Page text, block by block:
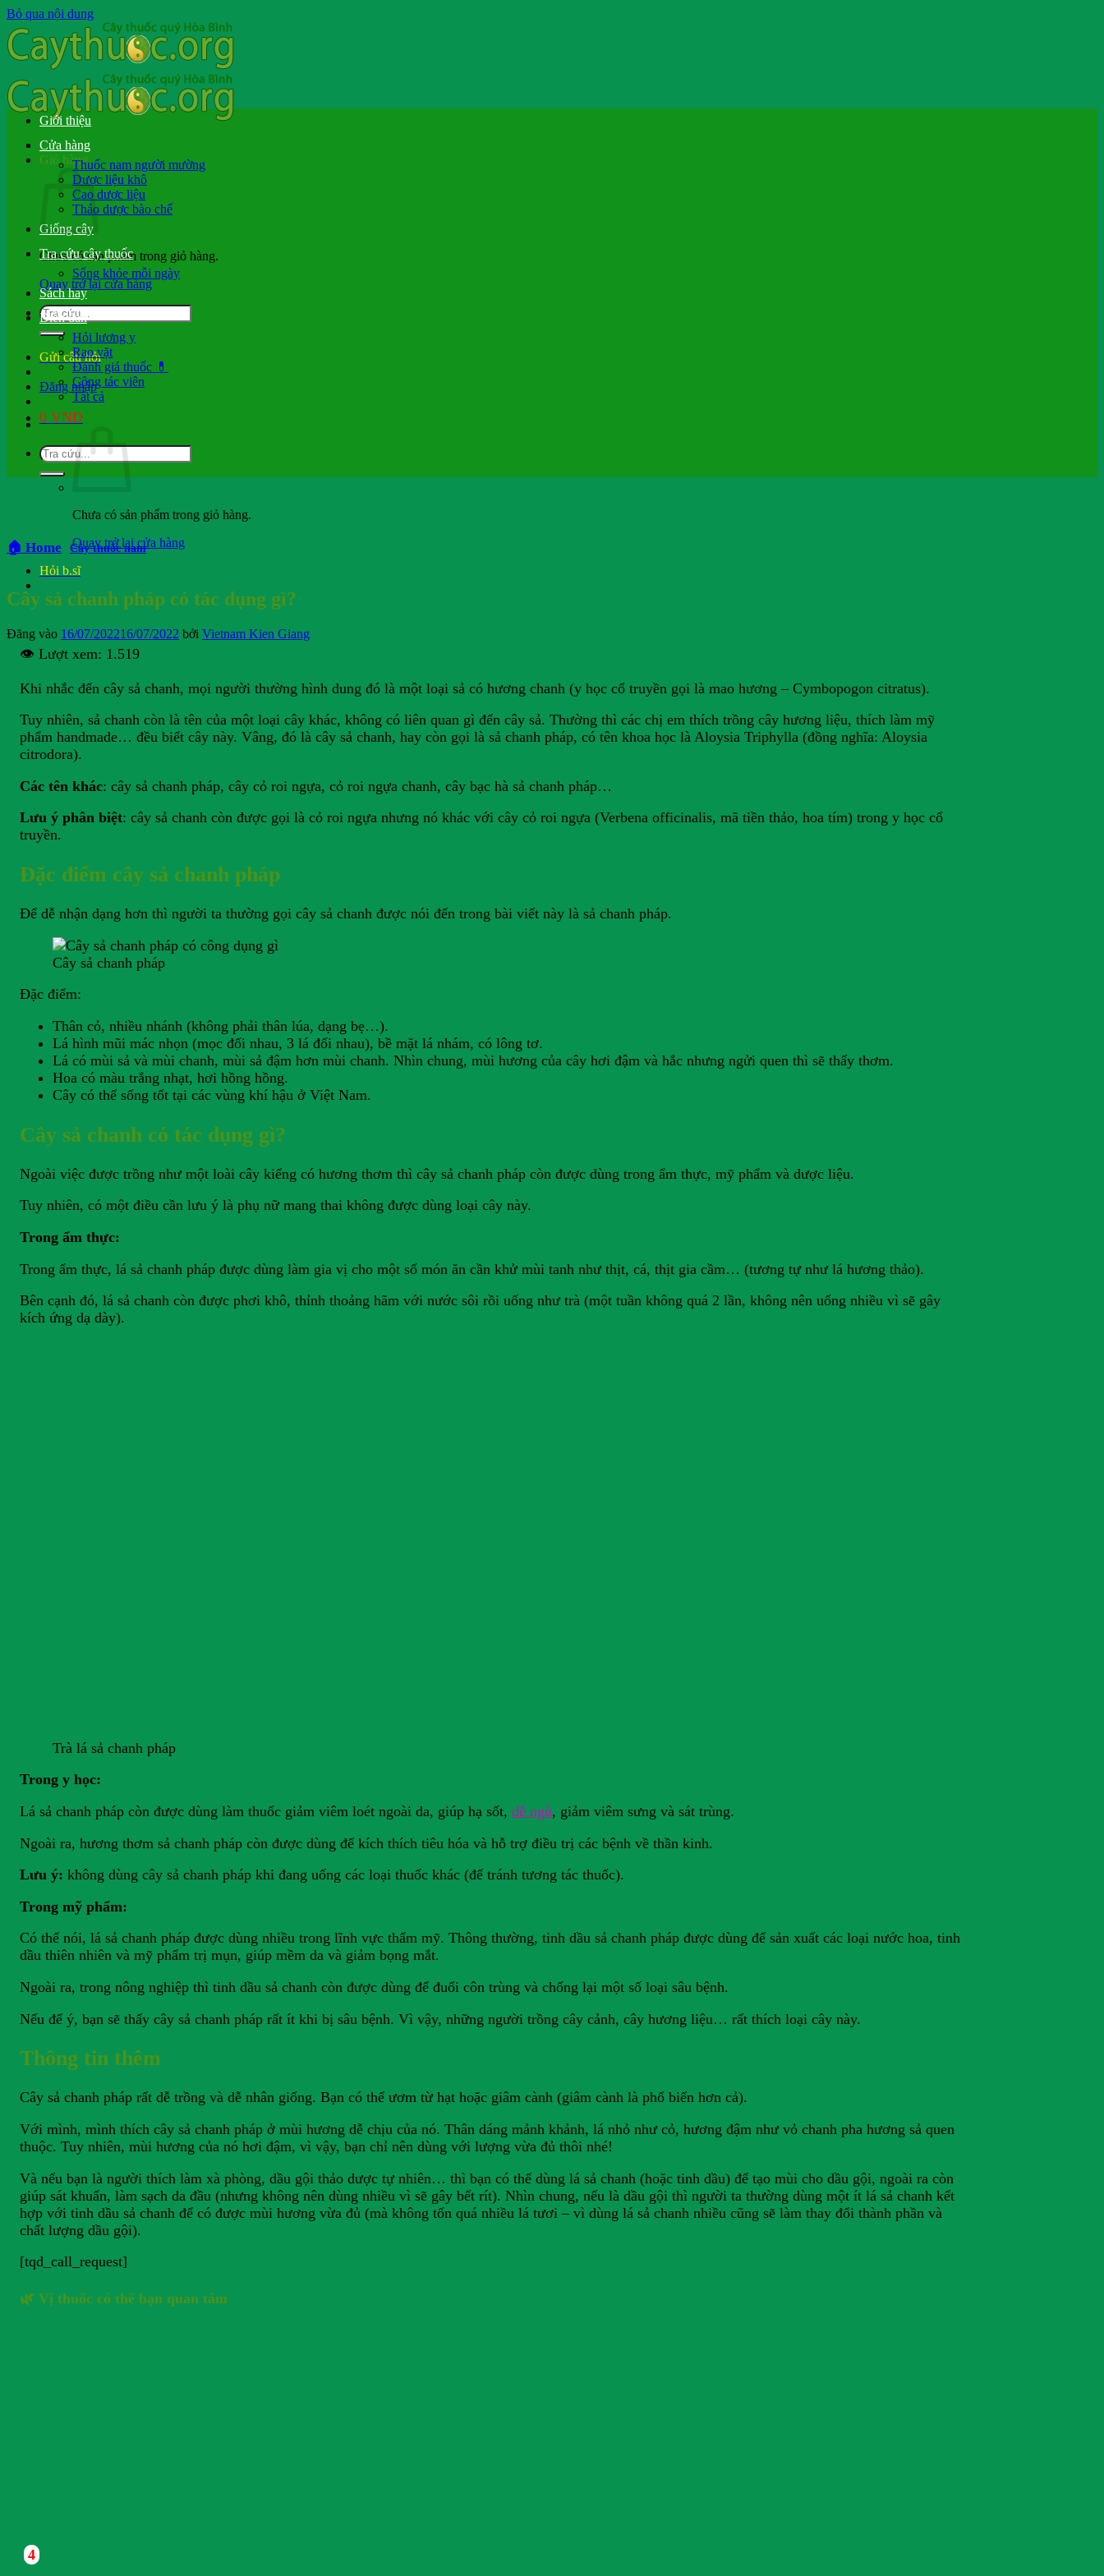
Bỏ qua nội dung
Giỏ hàng
Chưa có sản phẩm trong giỏ hàng.
Quay trở lại cửa hàng
Gửi câu hỏi
Đăng nhập
0 VND
Chưa có sản phẩm trong giỏ hàng.
Quay trở lại cửa hàng
Hỏi b.sĩ
Giới thiệu
Cửa hàng
Thuốc nam người mường
Dược liệu khô
Cao dược liệu
Thảo dược bào chế
Giống cây
Tra cứu cây thuốc
Sống khỏe mỗi ngày
Sách hay
Diễn đàn
Hỏi lương y
Rao vặt
Đánh giá thuốc 💊
Cộng tác viên
Tất cả
🏠 Home Cây thuốc nam
Cây sả chanh pháp có tác dụng gì?
Đăng vào 16/07/202216/07/2022 bởi Vietnam Kien Giang
👁️ Lượt xem: 1.519
Khi nhắc đến cây sả chanh, mọi người thường hình dung đó là một loại sả có hương chanh (y học cổ truyền gọi là mao hương – Cymbopogon citratus).
Tuy nhiên, sả chanh còn là tên của một loại cây khác, không có liên quan gì đến cây sả. Thường thì các chị em thích trồng cây hương liệu, thích làm mỹ
phẩm handmade… đều biết cây này. Vâng, đó là cây sả chanh, hay còn gọi là sả chanh pháp, có tên khoa học là Aloysia Triphylla (đồng nghĩa: Aloysia
citrodora).
Các tên khác: cây sả chanh pháp, cây cỏ roi ngựa, cỏ roi ngựa chanh, cây bạc hà sả chanh pháp…
Lưu ý phân biệt: cây sả chanh còn được gọi là cỏ roi ngựa nhưng nó khác với cây cỏ roi ngựa (Verbena officinalis, mã tiền thảo, hoa tím) trong y học cổ
truyền.
Đặc điểm cây sả chanh pháp
Để dễ nhận dạng hơn thì người ta thường gọi cây sả chanh được nói đến trong bài viết này là sả chanh pháp.
Cây sả chanh pháp
Đặc điểm:
Thân cỏ, nhiều nhánh (không phải thân lúa, dạng bẹ…).
Lá hình mũi mác nhọn (mọc đối nhau, 3 lá đối nhau), bề mặt lá nhám, có lông tơ.
Lá có mùi sả và mùi chanh, mùi sả đậm hơn mùi chanh. Nhìn chung, mùi hương của cây hơi đậm và hắc nhưng ngửi quen thì sẽ thấy thơm.
Hoa có màu trắng nhạt, hơi hồng hồng.
Cây có thể sống tốt tại các vùng khí hậu ở Việt Nam.
Cây sả chanh có tác dụng gì?
Ngoài việc được trồng như một loài cây kiểng có hương thơm thì cây sả chanh pháp còn được dùng trong ẩm thực, mỹ phẩm và dược liệu.
Tuy nhiên, có một điều cần lưu ý là phụ nữ mang thai không được dùng loại cây này.
Trong ẩm thực:
Trong ẩm thực, lá sả chanh pháp được dùng làm gia vị cho một số món ăn cần khử mùi tanh như thịt, cá, thịt gia cầm… (tương tự như lá hương thảo).
Bên cạnh đó, lá sả chanh còn được phơi khô, thỉnh thoảng hãm với nước sôi rồi uống như trà (một tuần không quá 2 lần, không nên uống nhiều vì sẽ gây
kích ứng dạ dày).
Trà lá sả chanh pháp
Trong y học:
Lá sả chanh pháp còn được dùng làm thuốc giảm viêm loét ngoài da, giúp hạ sốt, dễ ngủ, giảm viêm sưng và sát trùng.
Ngoài ra, hương thơm sả chanh pháp còn được dùng để kích thích tiêu hóa và hỗ trợ điều trị các bệnh về thần kinh.
Lưu ý: không dùng cây sả chanh pháp khi đang uống các loại thuốc khác (để tránh tương tác thuốc).
Trong mỹ phẩm:
Có thể nói, lá sả chanh pháp được dùng nhiều trong lĩnh vực thẩm mỹ. Thông thường, tinh dầu sả chanh pháp được dùng để sản xuất các loại nước hoa, tinh
dầu thiên nhiên và mỹ phẩm trị mụn, giúp mềm da và giảm bọng mắt.
Ngoài ra, trong nông nghiệp thì tinh dầu sả chanh còn được dùng để đuổi côn trùng và chống lại một số loại sâu bệnh.
Nếu để ý, bạn sẽ thấy cây sả chanh pháp rất ít khi bị sâu bệnh. Vì vậy, những người trồng cây cảnh, cây hương liệu… rất thích loại cây này.
Thông tin thêm
Cây sả chanh pháp rất dễ trồng và dễ nhân giống. Bạn có thể ươm từ hạt hoặc giâm cành (giâm cành là phổ biến hơn cả).
Với mình, mình thích cây sả chanh pháp ở mùi hương dễ chịu của nó. Thân dáng mảnh khảnh, lá nhỏ như cỏ, hương đậm như vỏ chanh pha hương sả quen
thuộc. Tuy nhiên, mùi hương của nó hơi đậm, vì vậy, bạn chỉ nên dùng với lượng vừa đủ thôi nhé!
Và nếu bạn là người thích làm xà phòng, dầu gội thảo dược tự nhiên… thì bạn có thể dùng lá sả chanh (hoặc tinh dầu) để tạo mùi cho dầu gội, ngoài ra còn
giúp sát khuẩn, làm sạch da đầu (nhưng không nên dùng nhiều vì sẽ gây bết rít). Nhìn chung, nếu là dầu gội thì người ta thường dùng một ít lá sả chanh kết
hợp với tinh dầu sả chanh để có được mùi hương vừa đủ (mà không tốn quá nhiều lá tươi – vì dùng lá sả chanh nhiều cũng sẽ làm thay đổi thành phần và
chất lượng dầu gội).
[tqd_call_request]
🌿 Vị thuốc có thể bạn quan tâm
4